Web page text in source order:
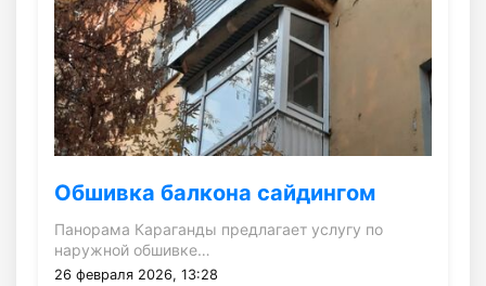
Обшивка балкона сайдингом
Панорама Караганды предлагает услугу по
наружной обшивке…
26 февраля 2026, 13:28